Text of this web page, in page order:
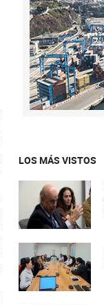
LOS MÁS VISTOS